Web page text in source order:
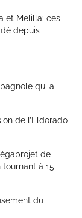
et Melilla: ces
depuis
qui a
de l’Eldorado
de
à 15
du